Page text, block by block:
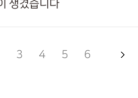
생겼습니다
3 4 5 6